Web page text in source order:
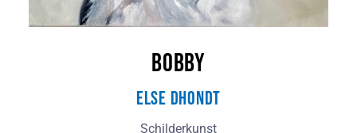
Bobby
Else Dhondt
Schilderkunst